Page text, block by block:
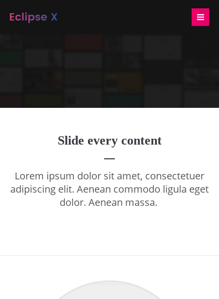
Login
Register |Lost your password?
Support
Slide every content
Lorem ipsum dolor sit amet, consectetuer
adipiscing elit. Aenean commodo ligula eget
dolor. Aenean massa.